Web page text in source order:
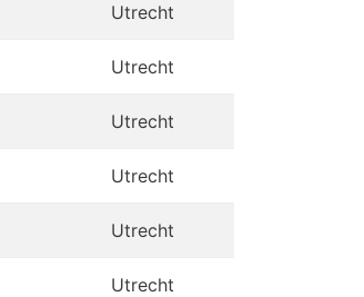
Utrecht
Utrecht
Utrecht
Utrecht
Utrecht
Utrecht